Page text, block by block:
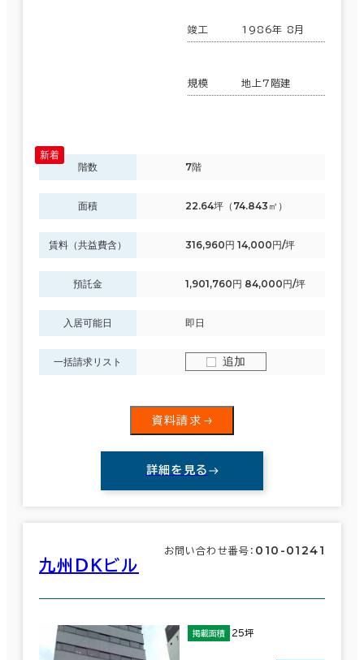
竣工 1986年 8月
規模 地上7階建
階数 7階
面積 22.64坪（74.843㎡）
賃料（共益費含） 316,960円 14,000円/坪
預託金 1,901,760円 84,000円/坪
入居可能日 即日
一括請求リスト 追加
資料請求
詳細を見る
九州ＤＫビル
お問い合わせ番号： 010-01241
掲載面積 25坪